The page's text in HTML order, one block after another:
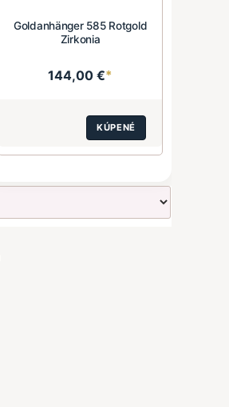
Goldanhänger 585 Rotgold
Zirkonia
144,00 €*
KÚPENÉ